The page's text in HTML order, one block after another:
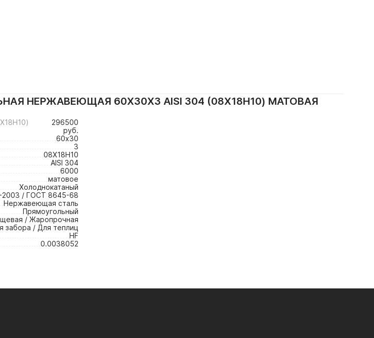
НЕРЖАВЕЮЩАЯ 60Х30Х3 AISI 304 (08Х18Н10) МАТОВАЯ
296500
руб.
60х30
3
08Х18Н10
AISI 304
6000
матовое
Холоднокатаный
/ ГОСТ 8645-68
Нержавеющая сталь
Прямоугольный
/ Жаропрочная
забора / Для теплиц
HF
0.0038052